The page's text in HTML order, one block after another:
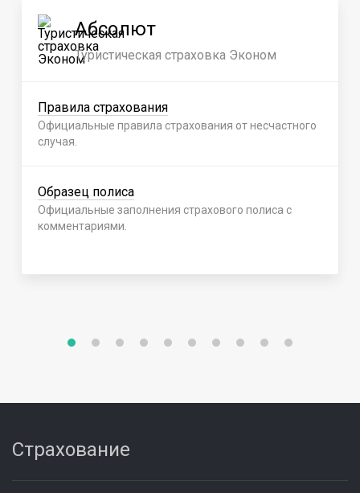
Абсолют
Туристическая страховка Эконом
Правила страхования
Официальные правила страхования от несчастного
случая.
Образец полиса
Официальные заполнения страхового полиса с
комментариями.
Страхование